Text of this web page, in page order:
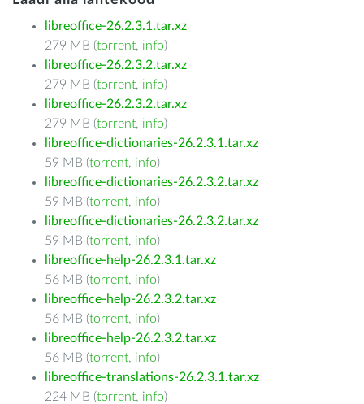
libreoffice-26.2.3.1.tar.xz
279 MB (torrent, info)
libreoffice-26.2.3.2.tar.xz
279 MB (torrent, info)
libreoffice-26.2.3.2.tar.xz
279 MB (torrent, info)
libreoffice-dictionaries-26.2.3.1.tar.xz
59 MB (torrent, info)
libreoffice-dictionaries-26.2.3.2.tar.xz
59 MB (torrent, info)
libreoffice-dictionaries-26.2.3.2.tar.xz
59 MB (torrent, info)
libreoffice-help-26.2.3.1.tar.xz
56 MB (torrent, info)
libreoffice-help-26.2.3.2.tar.xz
56 MB (torrent, info)
libreoffice-help-26.2.3.2.tar.xz
56 MB (torrent, info)
libreoffice-translations-26.2.3.1.tar.xz
224 MB (torrent, info)